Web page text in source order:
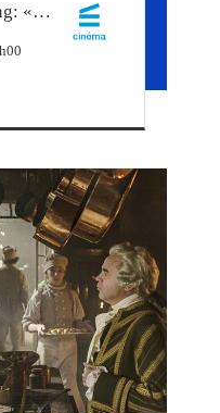
Documentary screening: « Invisible Essence, Little Prince » Charles Officer